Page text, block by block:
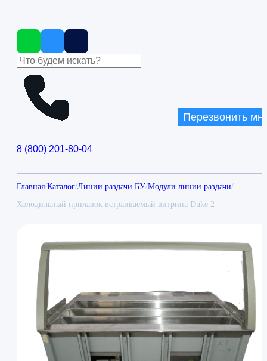
8 (800) 201-80-04
Перезвонить
Главная/Каталог/Линии раздачи БУ/Модули линии раздачи/
Холодильный прилавок встраиваемый витрина Duke 2